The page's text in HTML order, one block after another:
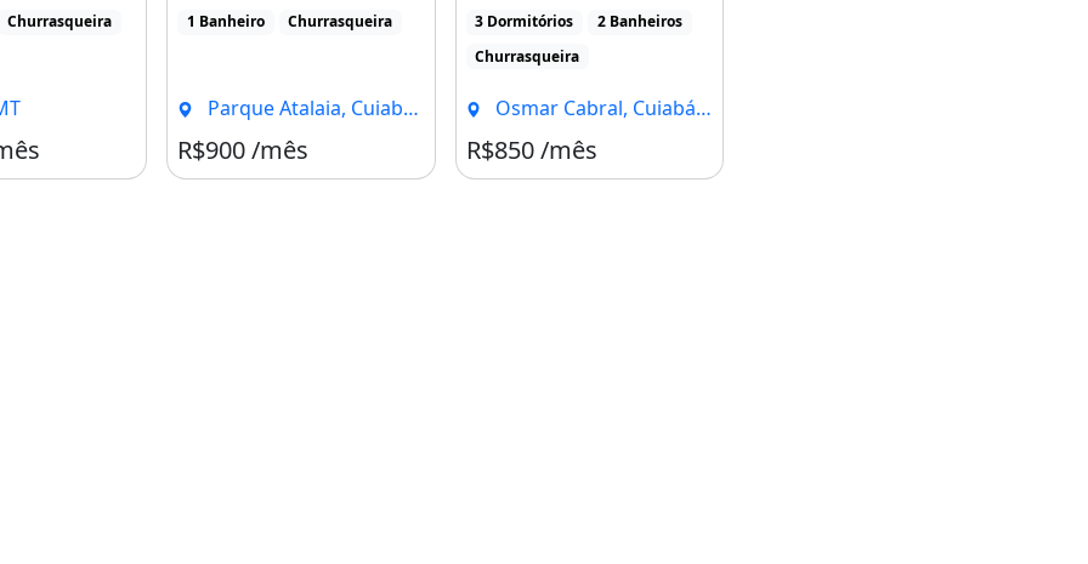
Churrasqueira
1 Banheiro
Churrasqueira
Parque Atalaia, Cuiabá - MT
R$900 /mês
3 Dormitórios
2 Banheiros
Churrasqueira
Osmar Cabral, Cuiabá - MT
R$850 /mês